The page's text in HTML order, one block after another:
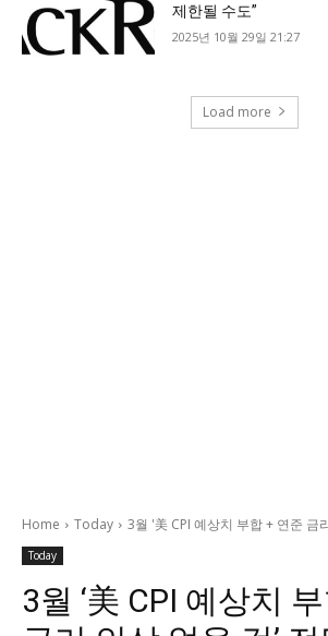
제한될 수도”
2025년 10월 29일 21:27
Load more